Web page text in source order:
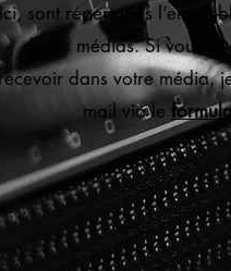
Ici, sont répertoriés
divers médias. Si vous
dans votre média,
mail via le